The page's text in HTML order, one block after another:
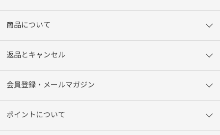
商品について
返品とキャンセル
会員登録・メールマガジン
ポイントについて